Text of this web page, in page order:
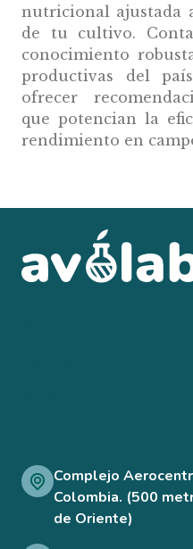
nutricional ajustada
de tu cultivo.
conocimiento
productivas del
ofrecer
que potencian la
rendimiento en
Complejo
Colombia. (500
de Oriente)